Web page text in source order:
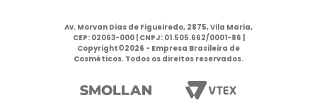
Av. Morvan Dias de Figueiredo, 2875, Vila Maria,
CEP: 02063-000 | CNPJ: 01.505.662/0001-86 |
Copyright©2026 - Empresa Brasileira de
Cosméticos. Todos os direitos reservados.